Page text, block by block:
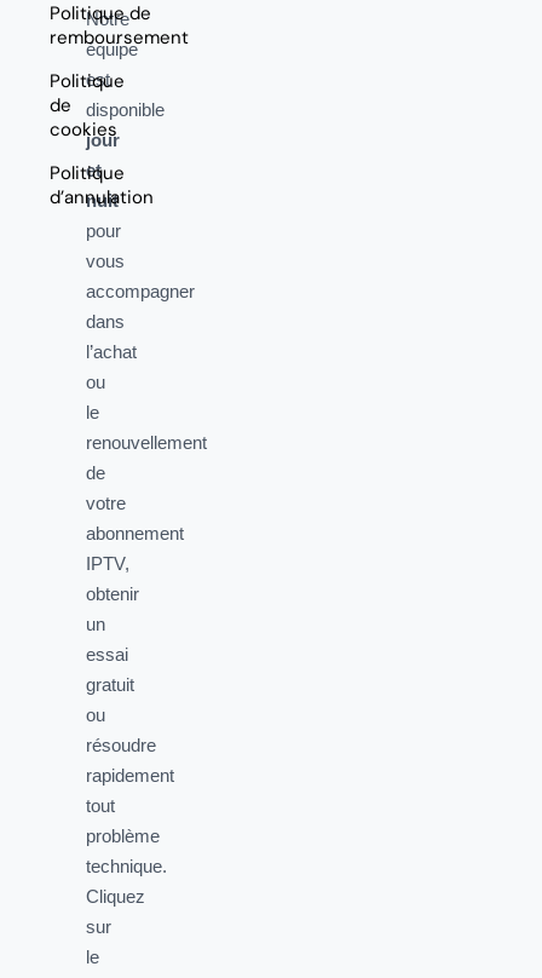
Politique de
remboursement
Politique
de
cookies
Politique
d’annulation
Notre
équipe
est
disponible
jour
et
nuit
pour
vous
accompagner
dans
l’achat
ou
le
renouvellement
de
votre
abonnement
IPTV,
obtenir
un
essai
gratuit
ou
résoudre
rapidement
tout
problème
technique.
Cliquez
sur
le